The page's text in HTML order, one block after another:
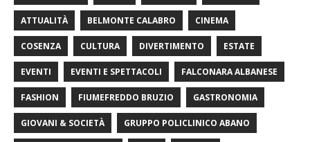
ATTUALITÀ BELMONTE CALABRO CINEMA
COSENZA CULTURA DIVERTIMENTO ESTATE
EVENTI EVENTI E SPETTACOLI FALCONARA ALBANESE
FASHION FIUMEFREDDO BRUZIO GASTRONOMIA
GIOVANI & SOCIETÀ GRUPPO POLICLINICO ABANO